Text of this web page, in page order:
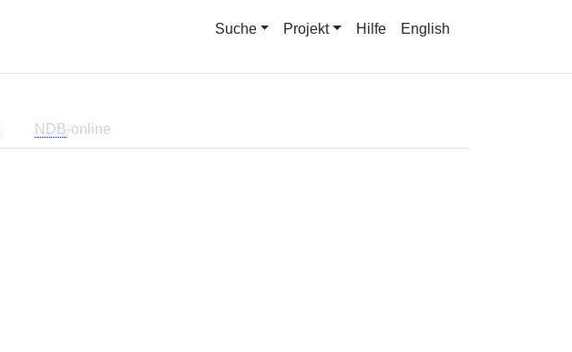
Suche Projekt Hilfe English
NDB-online